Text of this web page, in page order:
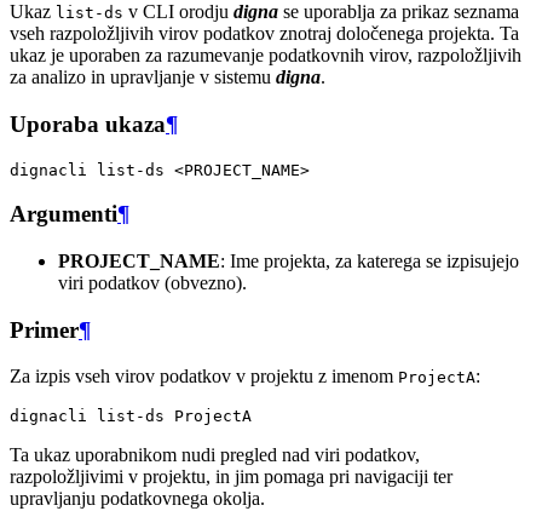
Ukaz list-ds v CLI orodju digna se uporablja za prikaz seznama
vseh razpoložljivih virov podatkov znotraj določenega projekta. Ta
ukaz je uporaben za razumevanje podatkovnih virov, razpoložljivih
za analizo in upravljanje v sistemu digna.
Uporaba ukaza¶
dignacli list-ds
Argumenti¶
PROJECT_NAME: Ime projekta, za katerega se izpisujejo
viri podatkov (obvezno).
Primer¶
Za izpis vseh virov podatkov v projektu z imenom ProjectA:
dignacli list-ds
Ta ukaz uporabnikom nudi pregled nad viri podatkov,
razpoložljivimi v projektu, in jim pomaga pri navigaciji ter
upravljanju podatkovnega okolja.